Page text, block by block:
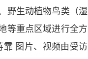
野生动植物鸟类（湿
等重点区域进行全方
霏 图片、视频由受访